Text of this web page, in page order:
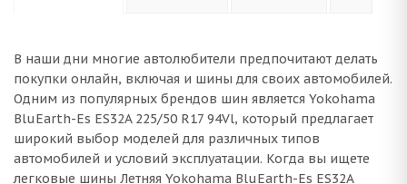
В наши дни многие автолюбители предпочитают делать
покупки онлайн, включая и шины для своих автомобилей.
Одним из популярных брендов шин является Yokohama
BluEarth-Es ES32A 225/50 R17 94Vl, который предлагает
широкий выбор моделей для различных типов
автомобилей и условий эксплуатации. Когда вы ищете
легковые шины Летняя Yokohama BluEarth-Es ES32A